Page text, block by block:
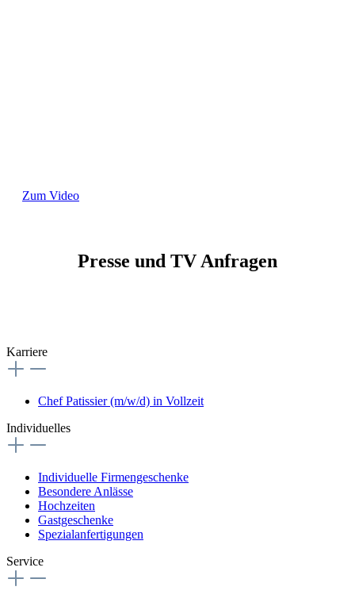
Zum Video
Presse und TV Anfragen
Karriere
Chef Patissier (m/w/d) in Vollzeit
Individuelles
Individuelle Firmengeschenke
Besondere Anlässe
Hochzeiten
Gastgeschenke
Spezialanfertigungen
Service